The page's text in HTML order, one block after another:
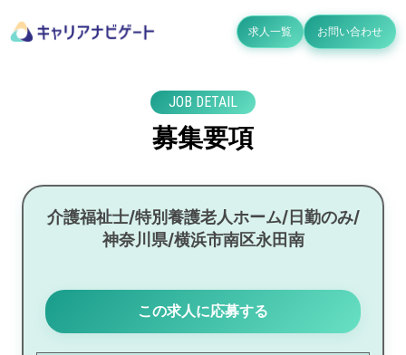
求人一覧 お問い合わせ
JOB DETAIL
募集要項
介護福祉士/特別養護老人ホーム/日勤のみ/
神奈川県/横浜市南区永田南
この求人に応募する